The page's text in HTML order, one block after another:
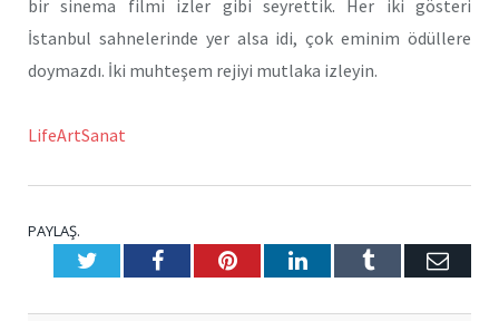
bir sinema filmi izler gibi seyrettik. Her iki gösteri
İstanbul sahnelerinde yer alsa idi, çok eminim ödüllere
doymazdı. İki muhteşem rejiyi mutlaka izleyin.
LifeArtSanat
PAYLAŞ.
TwitterFacebookPinterestLinkedInTumblr E-